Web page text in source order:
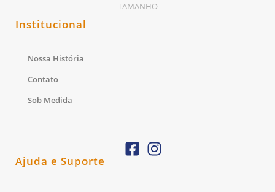
Institucional
Nossa História
Contato
Sob Medida
Ajuda e Suporte